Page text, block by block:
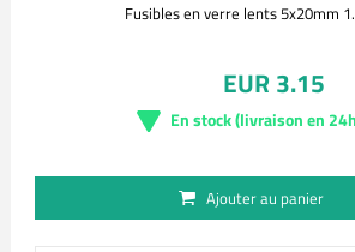
Fusibles en verre lents 5x20mm
EUR 3.15
En stock (livraison en
Ajouter au panier